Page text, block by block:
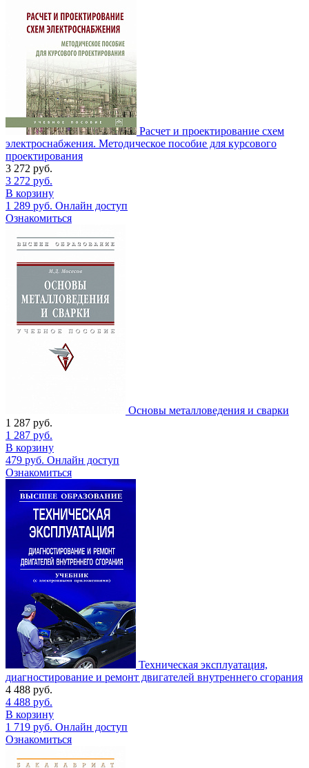
Расчет и проектирование схем
электроснабжения. Методическое пособие для курсового
проектирования
3 272 руб.
3 272 руб.
В корзину
1 289 руб. Онлайн доступ
Ознакомиться
Основы металловедения и сварки
1 287 руб.
1 287 руб.
В корзину
479 руб. Онлайн доступ
Ознакомиться
Техническая эксплуатация,
диагностирование и ремонт двигателей внутреннего сгорания
4 488 руб.
4 488 руб.
В корзину
1 719 руб. Онлайн доступ
Ознакомиться